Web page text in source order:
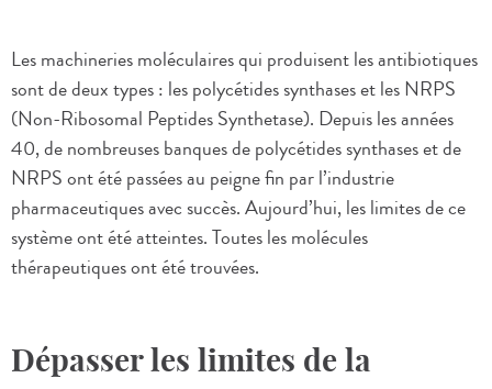
Les machineries moléculaires qui produisent les antibiotiques
sont de deux types : les polycétides synthases et les NRPS
(Non-Ribosomal Peptides Synthetase). Depuis les années
40, de nombreuses banques de polycétides synthases et de
NRPS ont été passées au peigne fin par l’industrie
pharmaceutiques avec succès. Aujourd’hui, les limites de ce
système ont été atteintes. Toutes les molécules
thérapeutiques ont été trouvées.
Dépasser les limites de la